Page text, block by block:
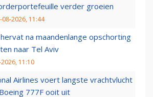
verder groeien
08-2026, 11:44
na maandenlange opschorting
naar Tel Aviv
11:10
Airlines voert langste vrachtvlucht
777F ooit uit